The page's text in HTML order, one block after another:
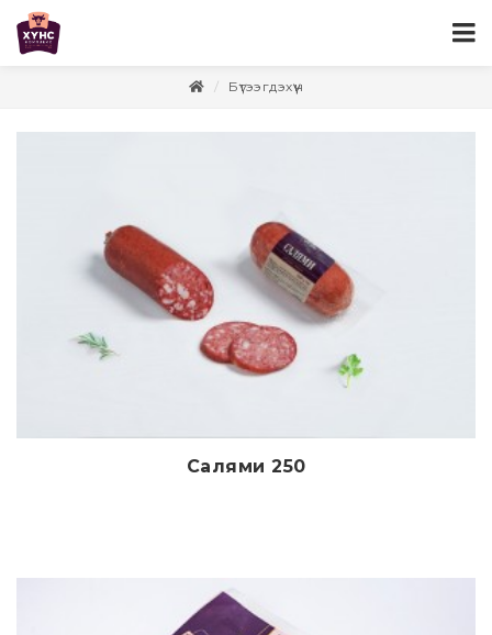
Бүтээгдэхүүн
ДэлгэрэнгүйСалями 250